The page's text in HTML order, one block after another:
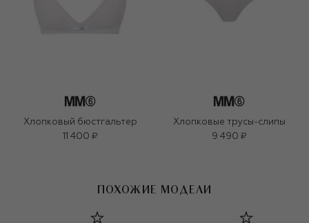
Хлопковый бюстгальтер
11 400 ₽
Хлопковые трусы-слипы
9 490 ₽
ПОХОЖИЕ МОДЕЛИ